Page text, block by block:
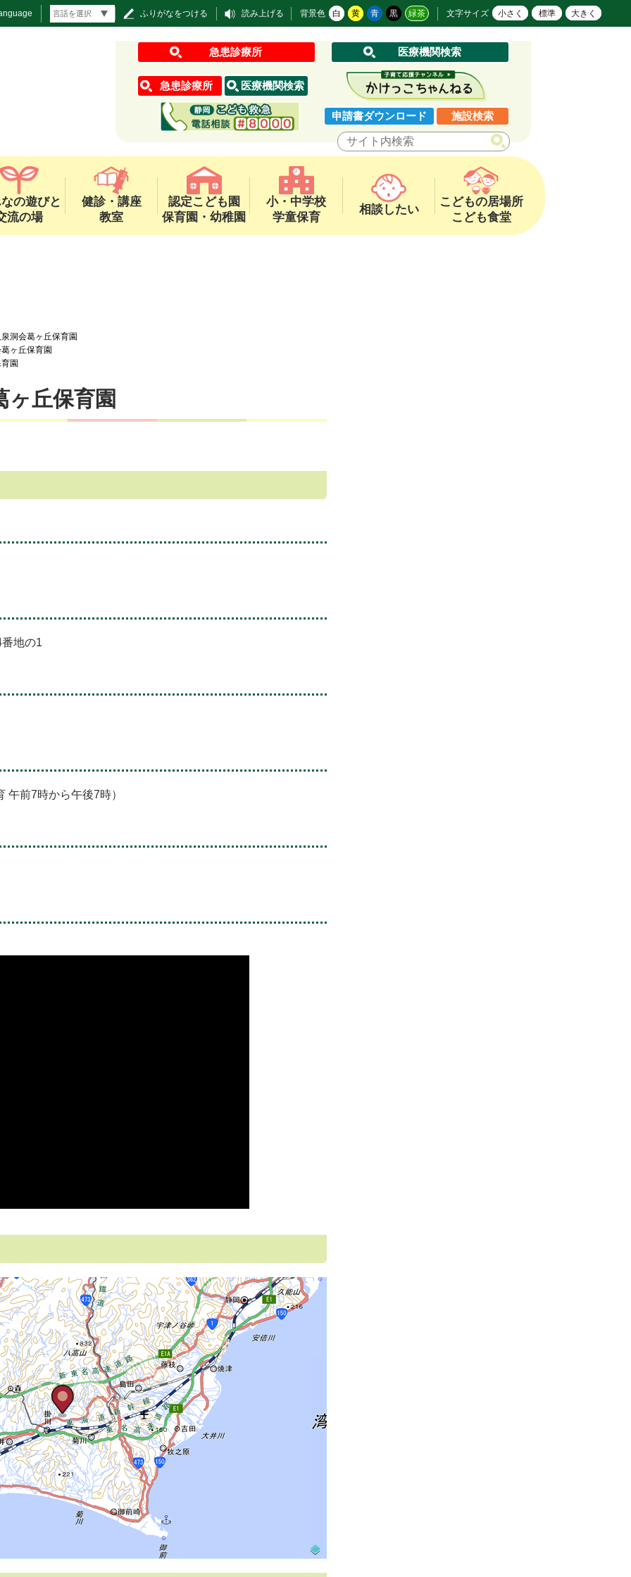
ふりがなをつける 読み上げる 背景色 白 黄 青 黒 緑茶 文字サイズ 小さく 標準 大きく
急患診療所 医療機関検索
急患診療所 医療機関検索
申請書ダウンロード 施設検索
の遊びと
流の場
健診・講座
教室
認定こども園
保育園・幼稚園
小・中学校
学童保育
相談したい
こどもの居場所
こども食堂
洞会葛ヶ丘保育園
ヶ丘保育園
園
ヶ丘保育園
地の1
午前7時から午後7時）